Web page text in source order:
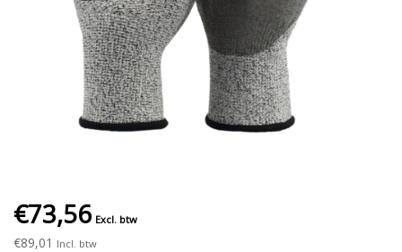
€73,56 Excl. btw
€89,01 Incl. btw